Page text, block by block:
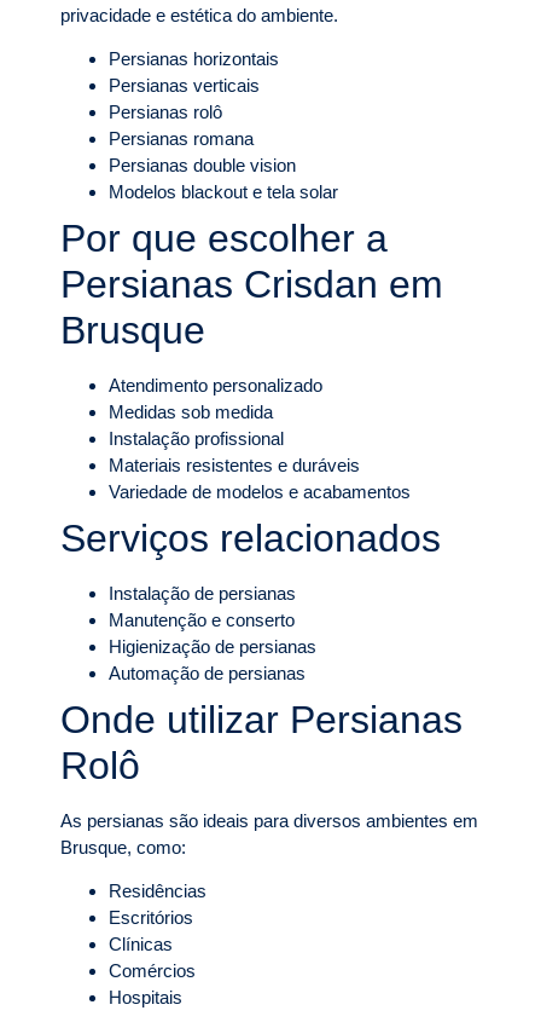
privacidade e estética do ambiente.
Persianas horizontais
Persianas verticais
Persianas rolô
Persianas romana
Persianas double vision
Modelos blackout e tela solar
Por que escolher a
Persianas Crisdan em
Brusque
Atendimento personalizado
Medidas sob medida
Instalação profissional
Materiais resistentes e duráveis
Variedade de modelos e acabamentos
Serviços relacionados
Instalação de persianas
Manutenção e conserto
Higienização de persianas
Automação de persianas
Onde utilizar Persianas
Rolô
As persianas são ideais para diversos ambientes em
Brusque, como:
Residências
Escritórios
Clínicas
Comércios
Hospitais